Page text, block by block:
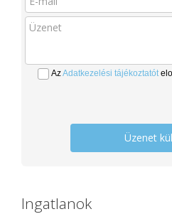
AzAdatkezelési tájékoztatót
Üzenet
Ingatlanok